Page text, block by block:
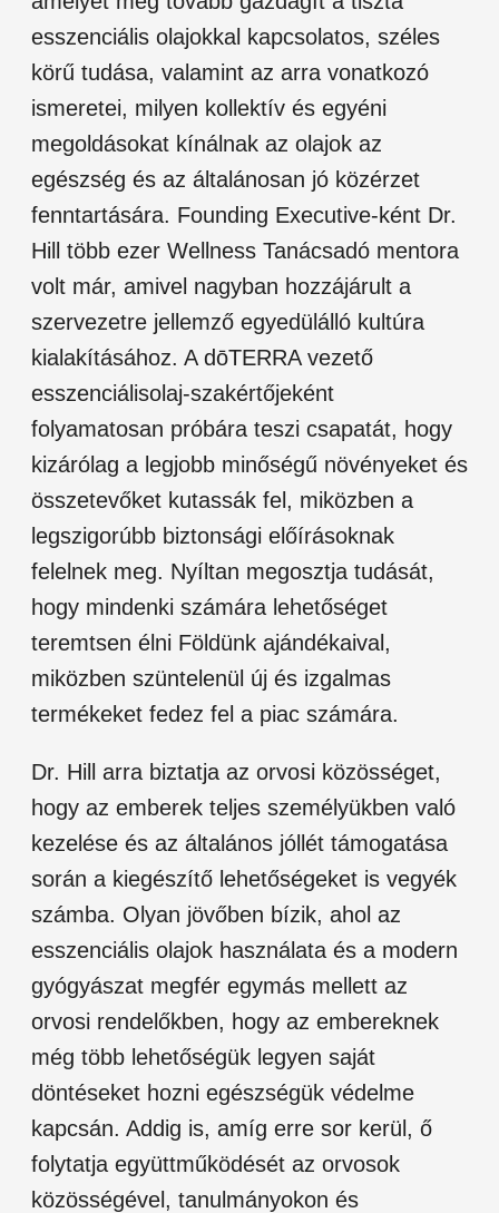
esszenciális olajokkal kapcsolatos, széles
körű tudása, valamint az arra vonatkozó
ismeretei, milyen kollektív és egyéni
megoldásokat kínálnak az olajok az
egészség és az általánosan jó közérzet
fenntartására. Founding Executive-ként Dr.
Hill több ezer Wellness Tanácsadó mentora
volt már, amivel nagyban hozzájárult a
szervezetre jellemző egyedülálló kultúra
kialakításához. A dōTERRA vezető
esszenciálisolaj-szakértőjeként
folyamatosan próbára teszi csapatát, hogy
kizárólag a legjobb minőségű növényeket és
összetevőket kutassák fel, miközben a
legszigorúbb biztonsági előírásoknak
felelnek meg. Nyíltan megosztja tudását,
hogy mindenki számára lehetőséget
teremtsen élni Földünk ajándékaival,
miközben szüntelenül új és izgalmas
termékeket fedez fel a piac számára.
Dr. Hill arra biztatja az orvosi közösséget,
hogy az emberek teljes személyükben való
kezelése és az általános jóllét támogatása
során a kiegészítő lehetőségeket is vegyék
számba. Olyan jövőben bízik, ahol az
esszenciális olajok használata és a modern
gyógyászat megfér egymás mellett az
orvosi rendelőkben, hogy az embereknek
még több lehetőségük legyen saját
döntéseket hozni egészségük védelme
kapcsán. Addig is, amíg erre sor kerül, ő
folytatja együttműködését az orvosok
közösségével, tanulmányokon és